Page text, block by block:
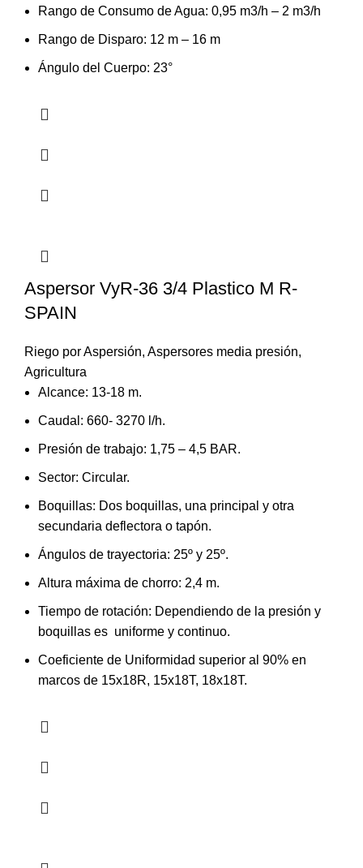
Rango de Consumo de Agua: 0,95 m3/h – 2 m3/h
Rango de Disparo: 12 m – 16 m
Ángulo del Cuerpo: 23°
Aspersor VyR-36 3/4 Plastico M R-
SPAIN
Riego por Aspersión, Aspersores media presión,
Agricultura
Alcance: 13-18 m.
Caudal: 660- 3270 l/h.
Presión de trabajo: 1,75 – 4,5 BAR.
Sector: Circular.
Boquillas: Dos boquillas, una principal y otra
secundaria deflectora o tapón.
Ángulos de trayectoria: 25º y 25º.
Altura máxima de chorro: 2,4 m.
Tiempo de rotación: Dependiendo de la presión y
boquillas es uniforme y continuo.
Coeficiente de Uniformidad superior al 90% en
marcos de 15x18R, 15x18T, 18x18T.